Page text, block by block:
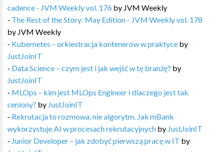
cadence - JVM Weekly vol. 176 by JVM Weekly
- The Rest of the Story: May Edition - JVM Weekly vol. 178
by JVM Weekly
- Kubernetes – orkiestracja kontenerów w praktyce by
JustJoinIT
- Data Science – czym jest i jak wejść w tę branżę? by
JustJoinIT
- MLOps – kim jest MLOps Engineer i dlaczego jest tak
ceniony? by JustJoinIT
- Rekrutacja to rozmowa, nie algorytm. Jak mBank
wykorzystuje AI w procesach rekrutacyjnych by JustJoinIT
- Junior Developer – jak zdobyć pierwszą pracę w IT by